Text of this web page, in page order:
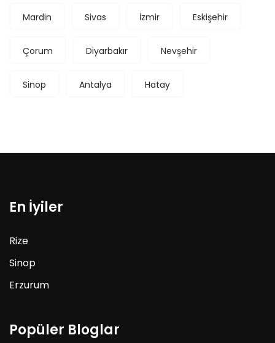
Mardin Sivas İzmir Eskişehir
Çorum Diyarbakır Nevşehir
Sinop Antalya Hatay
En İyiler
Rize
Sinop
Erzurum
Popüler Bloglar